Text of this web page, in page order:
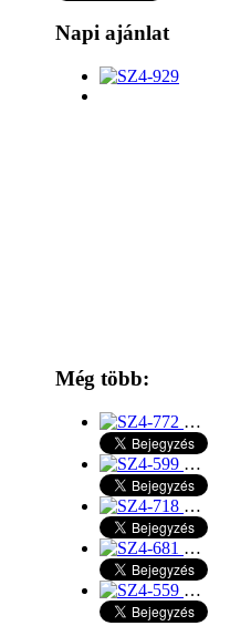
Napi ajánlat
Még több:
…
…
…
…
…